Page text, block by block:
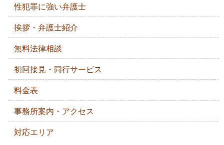
性犯罪に強い弁護士
挨拶・弁護士紹介
無料法律相談
初回接見・同行サービス
料金表
事務所案内・アクセス
対応エリア